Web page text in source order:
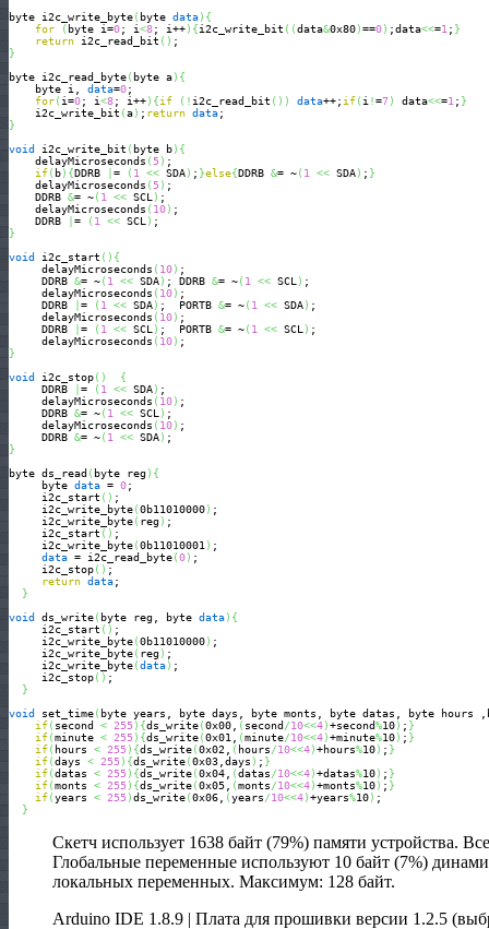
byte i2c_write_byte( byte data) {
for
( byte i=0; i<8; i++) {i2c_write_bit ( (data&0x80)==0) ;data<<=1 ; }
return i2c_read_bit ( )
}
byte i2c_read_byte( byte a) {
    byte i,
data=0;
for( i=0; i<8; i++) {if ( ! i2c_read_bit ( ) ) data++; if( i !=7) data<<=1 ; }
    i2c_write_bit
(a) ; return data
}
void i2c_write_bit ( byte b) {
    delayMicroseconds
( 5) ;
if( b) {DDRB = ( 1 << SDA) ; }else{DDRB &= ~( 1 << SDA) ; }
    delayMicroseconds
( 5) ;
    DDRB
&= ~( 1 << SCL ) ;
    delayMicroseconds
( 10) ;
    DDRB
= ( 1 << SCL )
}
void i2c_start ( ) {
     delayMicroseconds
( 10) ;
     DDRB
&= ~( 1 << SDA) ; DDRB &= ~( 1 << SCL ) ;
     delayMicroseconds
( 10) ;
     DDRB
= ( 1 << SDA) ;  PORTB &= ~( 1 << SDA) ;
     delayMicroseconds
( 10) ;
     DDRB
= ( 1 << SCL ) ;  PORTB &= ~( 1 << SCL ) ;
     delayMicroseconds
( 10)
}
void i2c_stop( )
{
     DDRB
= ( 1 << SDA) ;
     delayMicroseconds
( 10) ;
     DDRB
&= ~( 1 << SCL ) ;
     delayMicroseconds
( 10) ;
     DDRB
&= ~( 1 << SDA)
}
byte ds_read ( byte reg) {
     byte
data = 0;
     i2c_start
( ) ;
     i2c_write_byte
(0b11010000) ;
     i2c_write_byte
( reg) ;
     i2c_start
( ) ;
     i2c_write_byte
(0b11010001 ) ;
data = i2c_read_byte(0) ;
     i2c_stop
( ) ;
return data;
}
void ds_write( byte reg, byte data) {
     i2c_start
( ) ;
     i2c_write_byte
(0b11010000) ;
     i2c_write_byte
( reg) ;
     i2c_write_byte
(data) ;
     i2c_stop
( ) ;
}
void set_time( byte years, byte days, byte monts, byte datas, byte hours
if( second < 255) {ds_write(0x00, ( second/10<<4)+second%10) ; }
if(minute < 255) {ds_write(0x01, (minute/10<<4)+minute%10) ; }
if( hours < 255) {ds_write(0x02, ( hours/10<<4)+hours%10) ; }
if(days < 255) {ds_write(0x03,days ) ; }
if(datas < 255) {ds_write(0x04, (datas/10<<4)+datas%10) ; }
if(monts < 255) {ds_write(0x05, (monts/10<<4)+monts%10) ; }
if(years < 255)ds_write(0x06, (years/10<<4)+years%10) ;
}
Скетч использует 1638 байт (79%) памяти устройства.
Глобальные переменные используют 10 байт (7%)
локальных переменных. Максимум: 128 байт.
Arduino IDE 1.8.9 | Плата для прошивки версии 1.2.5